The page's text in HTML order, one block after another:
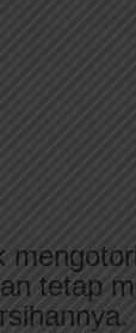
tetap